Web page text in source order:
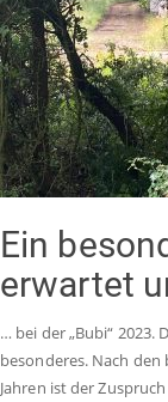
Ein
erwartet
… bei der „Bubi“ 2023.
besonderes. Nach
Jahren ist der